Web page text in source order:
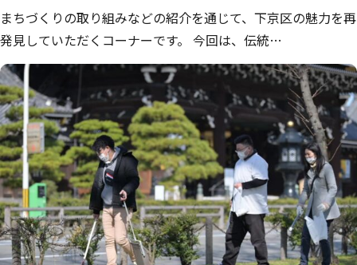
まちづくりの取り組みなどの紹介を通じて、下京区の魅力を再
発見していただくコーナーです。 今回は、伝統…